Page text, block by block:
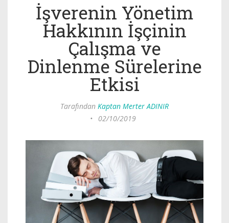
İşverenin Yönetim
Hakkının İşçinin
Çalışma ve
Dinlenme Sürelerine
Etkisi
Tarafından Kaptan Merter ADINIR
•
02/10/2019